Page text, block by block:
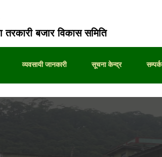
बजार विकास समिति
व्यवसायी जानकारी सूचना केन्द्र